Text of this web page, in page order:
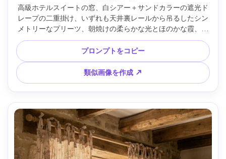
高級ホテルスイートの窓、白シアー＋サンドカラーの遮光ド
レープの二重掛け、いずれも天井裏レールから吊るしたシン
メトリーなプリーツ、朝焼けの柔らかな光とほのかな霞、中
立的なラグジュアリーパレット、Hasselblad X2D・40mm・
f/3.2、設計的な室内フレーミング、写実的なプリーツと縁の
ステッチ --ar 4:5
プロンプトをコピー
類似画像を作成 ↗